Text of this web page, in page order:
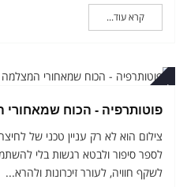
קרא עוד...
פוטותרפיה - הכוח
צילום הוא לא רק עניין טכני של
לספר סיפור ולבטא רגשות בלי
לשקף חוויה, לעורר זיכרונות ולהרא...